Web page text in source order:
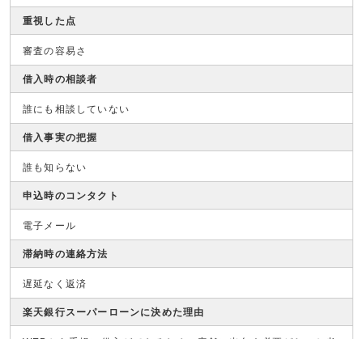
重視した点
審査の容易さ
借入時の相談者
誰にも相談していない
借入事実の把握
誰も知らない
申込時のコンタクト
電子メール
滞納時の連絡方法
遅延なく返済
楽天銀行スーパーローンに決めた理由